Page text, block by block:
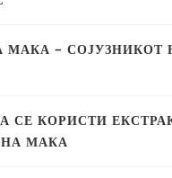
МАКА – СОЈУЗНИКОТ
СЕ КОРИСТИ
МАКА